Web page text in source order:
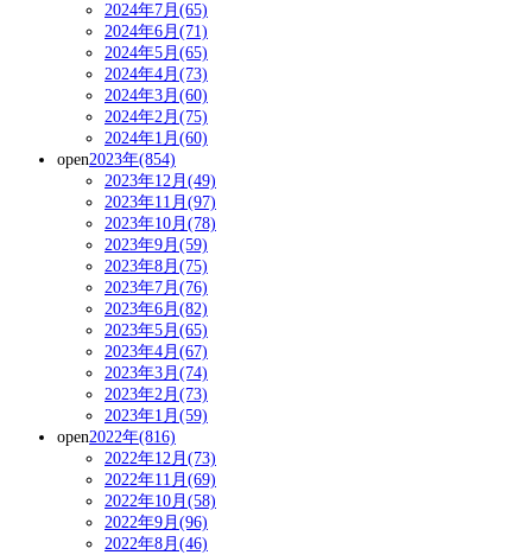
2024年7月(65)
2024年6月(71)
2024年5月(65)
2024年4月(73)
2024年3月(60)
2024年2月(75)
2024年1月(60)
open2023年(854)
2023年12月(49)
2023年11月(97)
2023年10月(78)
2023年9月(59)
2023年8月(75)
2023年7月(76)
2023年6月(82)
2023年5月(65)
2023年4月(67)
2023年3月(74)
2023年2月(73)
2023年1月(59)
open2022年(816)
2022年12月(73)
2022年11月(69)
2022年10月(58)
2022年9月(96)
2022年8月(46)